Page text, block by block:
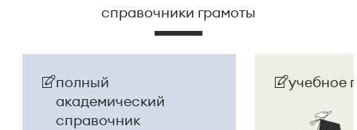
справочники грамоты
полный
академический
справочник
учебное